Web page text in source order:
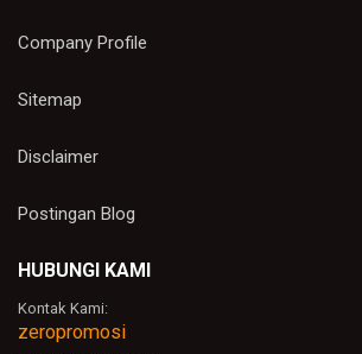
Company Profile
Sitemap
Disclaimer
Postingan Blog
HUBUNGI KAMI
Kontak Kami:
zeropromosi